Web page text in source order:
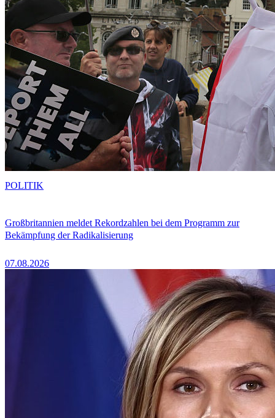
Großbritannien meldet Rekordzahlen bei dem Programm zur
Bekämpfung der Radikalisierung
07.08.2026
POLITIK